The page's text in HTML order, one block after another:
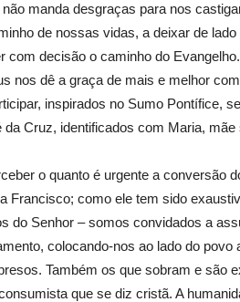
manda desgraças para nos
de nossas vidas, a deixar de
com decisão o caminho do
nos dê a graça de mais e melhor
inspirados no Sumo Pontífice,
da Cruz, identificados com Maria,
o quanto é urgente a conversão
Francisco; como ele tem sido
do Senhor – somos convidados a
colocando-nos ao lado do povo
Também os que sobram e são
que se diz cristã. A